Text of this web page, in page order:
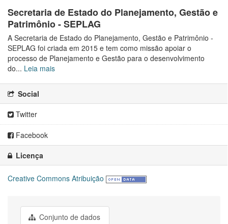
Secretaria de Estado do Planejamento, Gestão e
Patrimônio - SEPLAG
A Secretaria de Estado do Planejamento, Gestão e Patrimônio -
SEPLAG foi criada em 2015 e tem como missão apoiar o
processo de Planejamento e Gestão para o desenvolvimento
do... Leia mais
Social
Twitter
Facebook
Licença
Creative Commons Atribuição
Conjunto de dados